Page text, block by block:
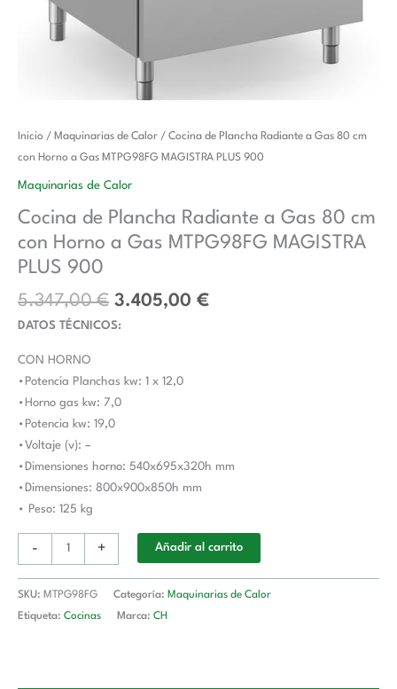
Inicio / Maquinarias de Calor / Cocina de Plancha Radiante a Gas 80 cm
con Horno a Gas MTPG98FG MAGISTRA PLUS 900
Maquinarias de Calor
Cocina de Plancha Radiante a Gas 80 cm
con Horno a Gas MTPG98FG MAGISTRA
PLUS 900
5.347,00€
El
precio
original
5.347,00 €.
3.405,00 €
El
precio
3.405,00 €.
DATOS TÉCNICOS:
CON HORNO
•Potencia Planchas kw: 1 x 12,0
•Horno gas kw: 7,0
•Potencia kw: 19,0
•Voltaje (v): –
•Dimensiones horno: 540x695x320h mm
•Dimensiones: 800x900x850h mm
• Peso: 125 kg
-
Cocina
de
Plancha
a
Gas
80
con
Horno
MAGISTRA
+ Añadir al carrito
SKU: MTPG98FG Categoría: Maquinarias de Calor
Etiqueta: Cocinas Marca: CH